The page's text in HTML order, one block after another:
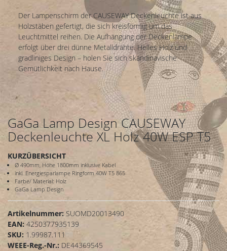
Der Lampenschirm der CAUSEWAY Deckenleuchte ist aus
Holzstäben gefertigt, die sich kreisförmig um das
Leuchtmittel reihen. Die Aufhängung der Deckenlampe
erfolgt über drei dünne Metalldrähte. Helles Holz und
gradliniges Design – holen Sie sich skandinavische
Gemütlichkeit nach Hause.
GaGa Lamp Design CAUSEWAY
Deckenleuchte XL Holz 40W ESP T5
KURZÜBERSICHT
Ø 490mm, Höhe 1800mm inklusive Kabel
inkl. Energiesparlampe Ringform 40W T5 865
Farbe/ Material: Holz
GaGa Lamp Design
Artikelnummer: SUOMD20013490
EAN: 4250377935139
SKU: 1.99987.111
WEEE-Reg.-Nr.: DE44369545